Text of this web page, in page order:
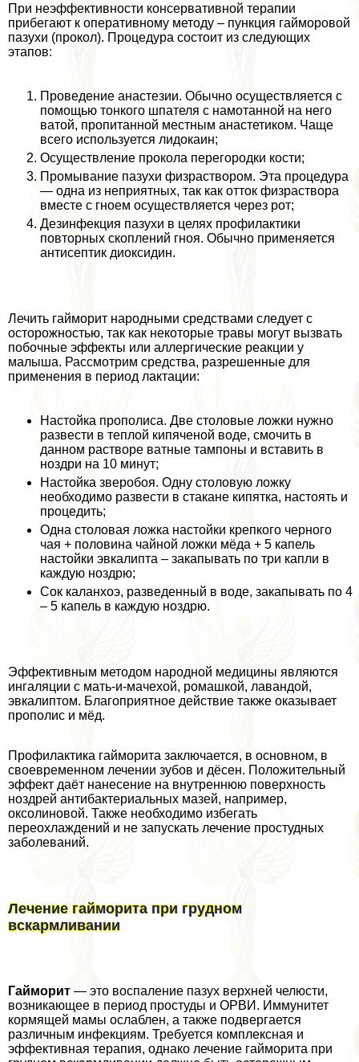
При неэффективности консервативной терапии
прибегают к оперативному методу – пункция гайморовой
пазухи (прокол). Процедypa состоит из следующих
этапов:
Проведение анастезии. Обычно осуществляется с
помощью тонкого шпателя с намотанной на него
ватой, пропитанной местным анастетиком. Чаще
всего используется лидокаин;
Осуществление прокола перегородки кости;
Промывание пазухи физраствором. Эта процедypa
— одна из неприятных, так как отток физраствора
вместе с гноем осуществляется через рот;
Дезинфекция пазухи в целях профилактики
повторных скоплений гноя. Обычно применяется
антисептик диоксидин.
Лечить гайморит народными средствами следует с
осторожностью, так как некоторые травы могут вызвать
побочные эффекты или аллергические реакции у
малыша. Рассмотрим средства, разрешенные для
применения в период лактации:
Настойка прополиса. Две столовые ложки нужно
развести в теплой кипяченой воде, смочить в
данном растворе ватные тампоны и вставить в
ноздри на 10 минут;
Настойка зверобоя. Одну столовую ложку
необходимо развести в стакане кипятка, настоять и
процедить;
Одна столовая ложка настойки крепкого черного
чая + половина чайной ложки мёда + 5 капель
настойки эвкалипта – закапывать по три капли в
каждую ноздрю;
Сок каланхоэ, разведенный в воде, закапывать по 4
– 5 капель в каждую ноздрю.
Эффективным методом народной медицины являются
ингаляции с мать-и-мачехой, ромашкой, лавандой,
эвкалиптом. Благоприятное действие также оказывает
прополис и мёд.
Профилактика гайморита заключается, в основном, в
своевременном лечении зубов и дёсен. Положительный
эффект даёт нанесение на внутреннюю поверхность
ноздрей антибактериальных мазей, например,
оксолиновой. Также необходимо избегать
переохлаждений и не запускать лечение простудных
заболеваний.
Лечение гайморита при грудном
вскармливании
Гайморит — это воспаление пазух верхней челюсти,
возникающее в период простуды и ОРВИ. Иммунитет
кормящей мамы ослаблен, а также подвергается
различным инфекциям. Требуется комплексная и
эффективная терапия, однако лечение гайморита при